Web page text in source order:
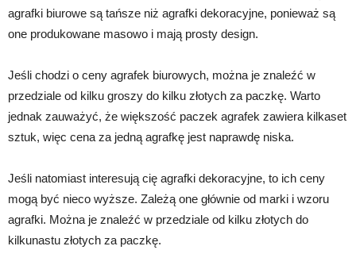
agrafki biurowe są tańsze niż agrafki dekoracyjne, ponieważ są
one produkowane masowo i mają prosty design.
Jeśli chodzi o ceny agrafek biurowych, można je znaleźć w
przedziale od kilku groszy do kilku złotych za paczkę. Warto
jednak zauważyć, że większość paczek agrafek zawiera kilkaset
sztuk, więc cena za jedną agrafkę jest naprawdę niska.
Jeśli natomiast interesują cię agrafki dekoracyjne, to ich ceny
mogą być nieco wyższe. Zależą one głównie od marki i wzoru
agrafki. Można je znaleźć w przedziale od kilku złotych do
kilkunastu złotych za paczkę.